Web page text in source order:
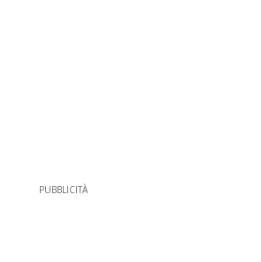
PUBBLICITÀ